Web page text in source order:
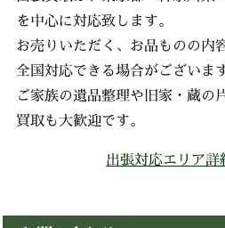
を中心に対応致します。
お売りいただく、お品ものの内
全国対応できる場合がございます
ご家族の遺品整理や旧家・蔵の
買取も大歓迎です。
出張対応エリア詳